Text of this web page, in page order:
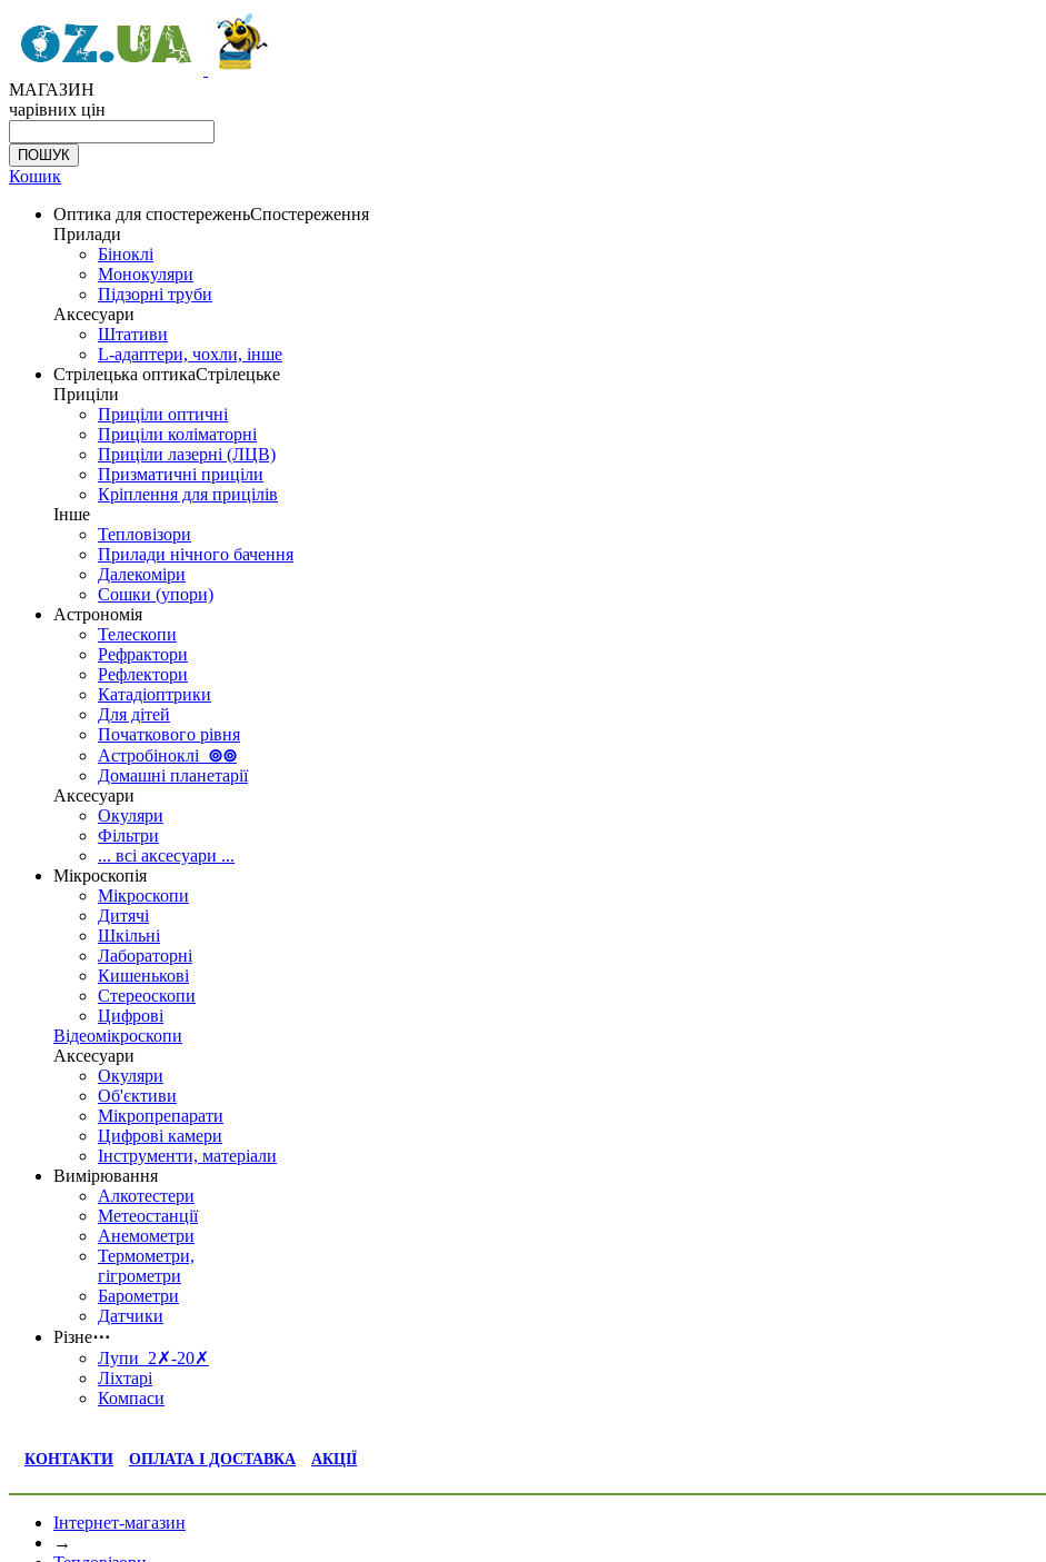
МАГАЗИН
чарівних цін
Кошик
Оптика для спостереженьСпостереження
Прилади
Біноклі
Монокуляри
Підзорні труби
Аксесуари
Штативи
L-адаптери, чохли, інше
Стрілецька оптикаСтрілецьке
Приціли
Приціли оптичні
Приціли коліматорні
Приціли лазерні (ЛЦВ)
Призматичні приціли
Кріплення для прицілів
Інше
Тепловізори
Прилади нічного бачення
Далекоміри
Сошки (упори)
Астрономія
Телескопи
Рефрактори
Рефлектори
Катадіоптрики
Для дітей
Початкового рівня
Астробіноклі ⊚⊚
Домашні планетарії
Аксесуари
Окуляри
Фільтри
... всі аксесуари ...
Мікроскопія
Мікроскопи
Дитячі
Шкільні
Лабораторні
Кишенькові
Стереоскопи
Цифрові
Відеомікроскопи
Аксесуари
Окуляри
Об'єктиви
Мікропрепарати
Цифрові камери
Інструменти, матеріали
Вимірювання
Алкотестери
Метеостанції
Анемометри
Термометри,
гігрометри
Барометри
Датчики
Різне⋯
Лупи 2✗-20✗
Ліхтарі
Компаси
КОНТАКТИ ОПЛАТА І ДОСТАВКА АКЦІЇ
Інтернет-магазин
→